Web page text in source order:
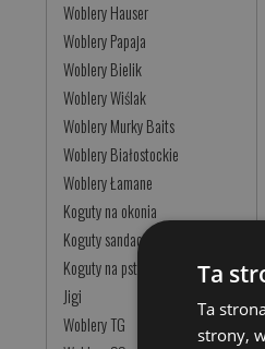
Woblery Hauser
Woblery Papaja
Woblery Bielik
Woblery Wiślak
Woblery Murky Baits
Woblery Białostockie
Woblery Łamane
Koguty na okonia
Koguty sandaczowe
Koguty na pstrąga
Jigi
Woblery TG
Ta
Ta
strony,